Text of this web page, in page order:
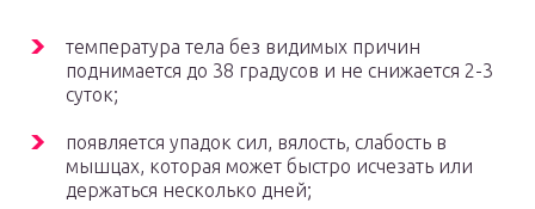
температура тела без видимых причин
поднимается до 38 градусов и не снижается 2-3
суток;
появляется упадок сил, вялость, слабость в
мышцах, которая может быстро исчезать или
держаться несколько дней;